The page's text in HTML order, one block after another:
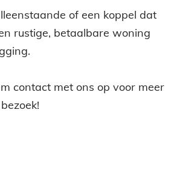
of een koppel dat
rustige, betaalbare woning
contact met ons op voor meer